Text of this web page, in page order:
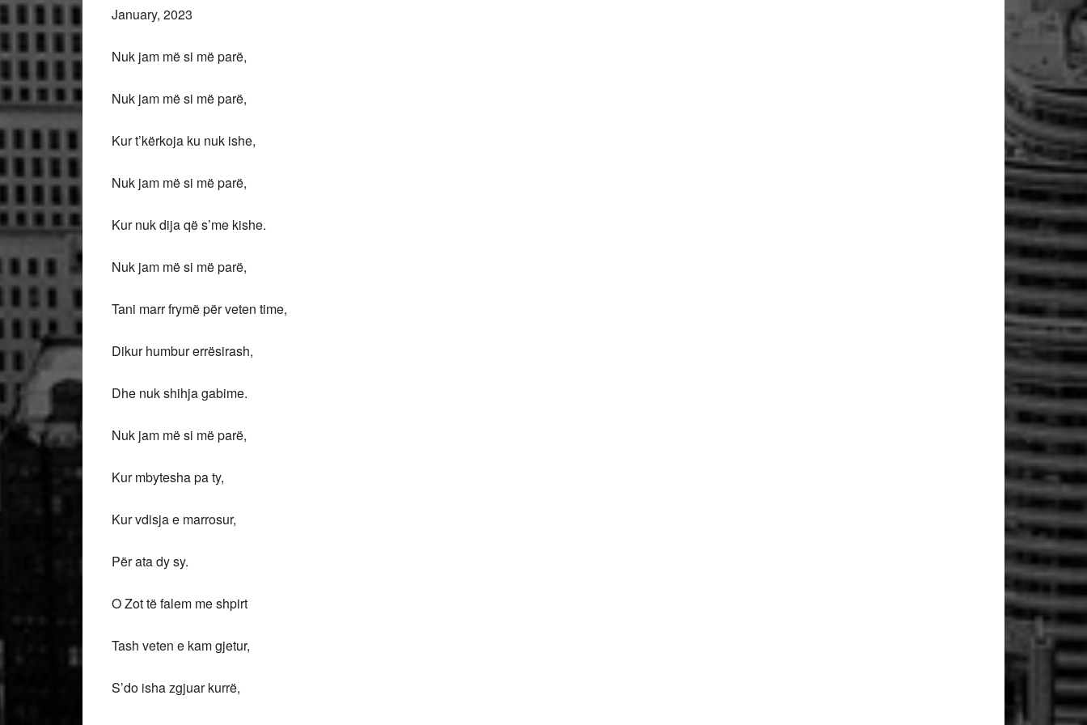
January, 2023
Nuk jam më si më parë,
Nuk jam më si më parë,
Kur t’kërkoja ku nuk ishe,
Nuk jam më si më parë,
Kur nuk dija që s’me kishe.
Nuk jam më si më parë,
Tani marr frymë për veten time,
Dikur humbur errësirash,
Dhe nuk shihja gabime.
Nuk jam më si më parë,
Kur mbytesha pa ty,
Kur vdisja e marrosur,
Për ata dy sy.
O Zot të falem me shpirt
Tash veten e kam gjetur,
S’do isha zgjuar kurrë,